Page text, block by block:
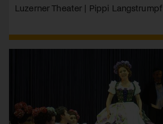
Luzerner Theater | Pippi Langstrumpf